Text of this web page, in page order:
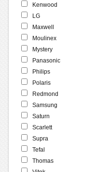
Kenwood
LG
Maxwell
Moulinex
Mystery
Panasonic
Philips
Polaris
Redmond
Samsung
Saturn
Scarlett
Supra
Tefal
Thomas